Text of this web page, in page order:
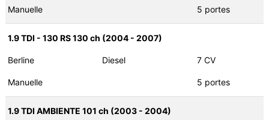
Manuelle 5 portes
1.9 TDI - 130 RS 130 ch (2004 - 2007)
Berline Diesel 7 CV
Manuelle 5 portes
1.9 TDI AMBIENTE 101 ch (2003 - 2004)